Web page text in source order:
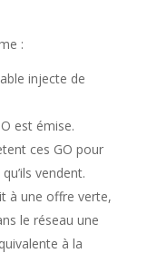
:
injecte de
est émise.
ces GO pour
vendent.
à une offre verte,
le réseau une
à la